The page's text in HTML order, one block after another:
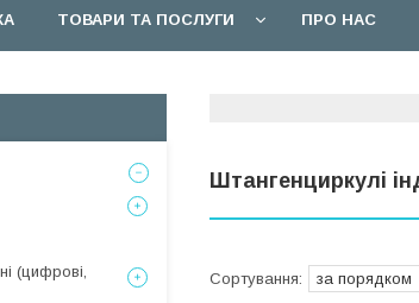
ТОВАРИ ТА ПОСЛУГИ ПРО НАС
Штангенциркулі
(цифрові,